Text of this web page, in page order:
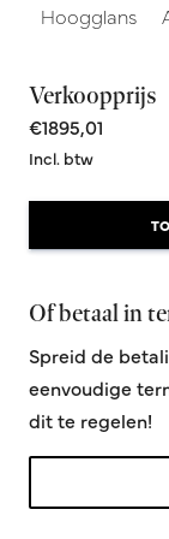
Hoogglans
Verkoopprijs
€1895,01
Incl. btw
Of betaal in
Spreid de
eenvoudige
dit te regelen!